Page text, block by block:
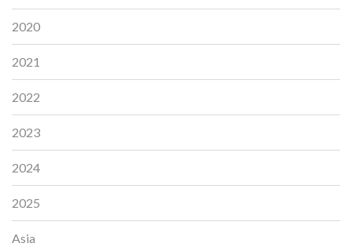
2020
2021
2022
2023
2024
2025
Asia